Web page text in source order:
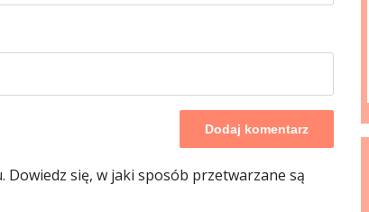
Dowiedz się, w jaki sposób przetwarzane są